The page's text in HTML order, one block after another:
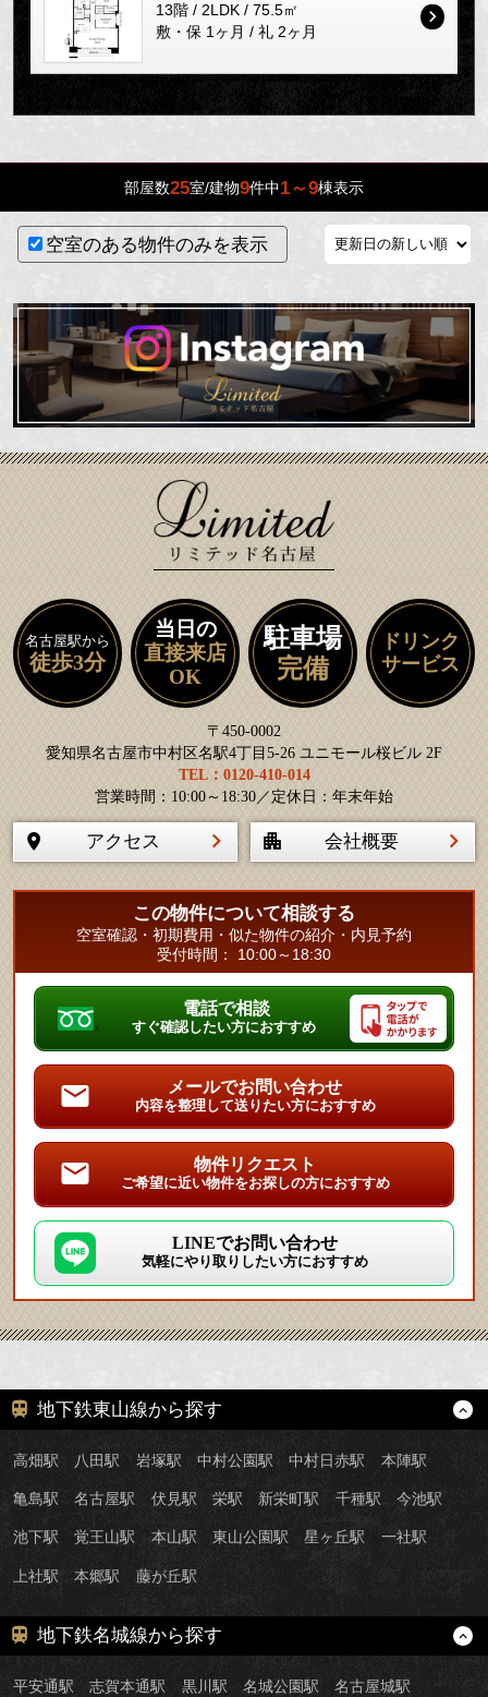
13階 / 2LDK / 75.5㎡
敷・保 1ヶ月 / 礼 2ヶ月
部屋数25室/建物9件中1～9棟表示
空室のある物件のみを表示
名古屋駅から
徒歩3分
当日の
直接来店
OK
駐車場
完備
ドリンク
サービス
〒450-0002
愛知県名古屋市中村区名駅4丁目5-26 ユニモール桜ビル 2F
TEL：0120-410-014
営業時間：10:00～18:30／定休日：年末年始
アクセス 会社概要
この物件について相談する
空室確認・初期費用・似た物件の紹介・内見予約
受付時間： 10:00～18:30
電話で相談
すぐ確認したい方におすすめ
メールでお問い合わせ
内容を整理して送りたい方におすすめ
物件リクエスト
ご希望に近い物件をお探しの方におすすめ
LINEでお問い合わせ
気軽にやり取りしたい方におすすめ
地下鉄東山線から探す
高畑駅 八田駅 岩塚駅 中村公園駅 中村日赤駅 本陣駅
亀島駅 名古屋駅 伏見駅 栄駅 新栄町駅 千種駅 今池駅
池下駅 覚王山駅 本山駅 東山公園駅 星ヶ丘駅 一社駅
上社駅 本郷駅 藤が丘駅
地下鉄名城線から探す
平安通駅 志賀本通駅 黒川駅 名城公園駅 名古屋城駅